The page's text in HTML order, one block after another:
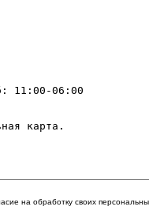
на обработку своих